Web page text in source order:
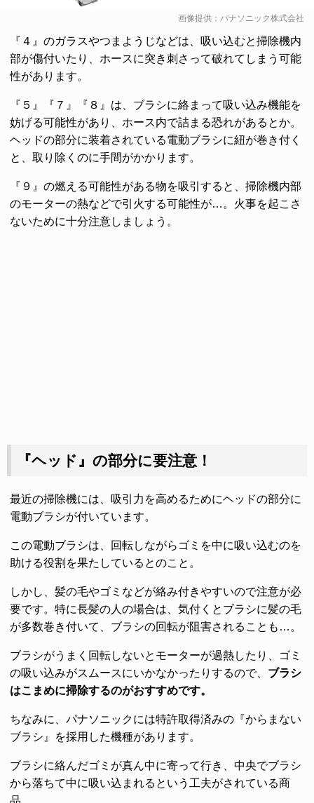
画像提供：パナソニック株式会社
『４』のガラスやつまようじなどは、吸い込むと掃除機内
部が傷付いたり、ホースに突き刺さって破れてしまう可能
性があります。
『５』『７』『８』は、ブラシに絡まって吸い込み機能を
妨げる可能性があり、ホース内で詰まる恐れがあるとか。
ヘッドの部分に装着されている電動ブラシに紐が巻き付く
と、取り除くのに手間がかかります。
『９』の燃える可能性がある物を吸引すると、掃除機内部
のモーターの熱などで引火する可能性が…。火事を起こさ
ないために十分注意しましょう。
『ヘッド』の部分に要注意！
最近の掃除機には、吸引力を高めるためにヘッドの部分に
電動ブラシが付いています。
この電動ブラシは、回転しながらゴミを中に吸い込むのを
助ける役割を果たしているとのこと。
しかし、髪の毛やゴミなどが絡み付きやすいので注意が必
要です。特に長髪の人の場合は、気付くとブラシに髪の毛
が多数巻き付いて、ブラシの回転が阻害されることも…。
ブラシがうまく回転しないとモーターが過熱したり、ゴミ
の吸い込みがスムースにいかなかったりするので、 ブラシ
はこまめに掃除するのがおすすめです。
ちなみに、パナソニックには特許取得済みの『からまない
ブラシ』を採用した機種があります。
ブラシに絡んだゴミが真ん中に寄って行き、中央でブラシ
から落ちて中に吸い込まれるという工夫がされている商
品。